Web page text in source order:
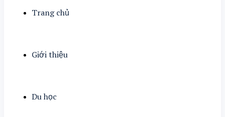
Trang chủ
Giới thiệu
Du học